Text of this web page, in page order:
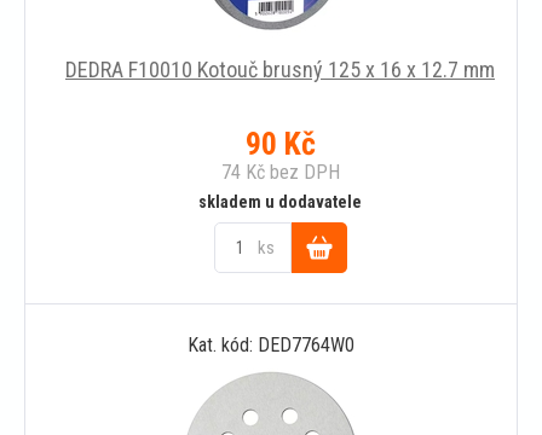
DEDRA F10010 Kotouč brusný 125 x 16 x 12.7 mm
90 Kč
74 Kčbez DPH
skladem u dodavatele
ks
Do
košíku
Kat. kód: DED7764W0